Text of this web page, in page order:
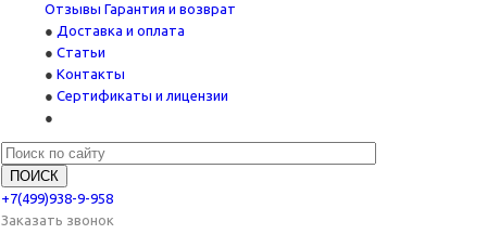
Отзывы Гарантия и возврат
Доставка и оплата
Статьи
Контакты
Сертификаты и лицензии
+7(499)938-9-958
Заказать звонок